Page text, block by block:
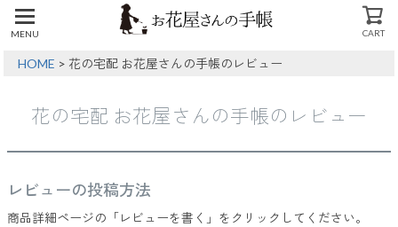
MENU CART
HOME 花の宅配 お花屋さんの手帳のレビュー
花の宅配 お花屋さんの手帳のレビュー
レビューの投稿方法
商品詳細ページの「レビューを書く」をクリックしてください。